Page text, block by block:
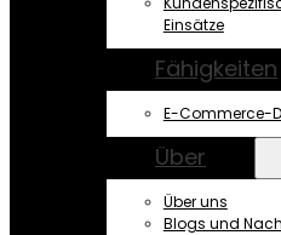
Einsätze
Fähigkeiten
E-Commerce-
Über
Über uns
Blogs und